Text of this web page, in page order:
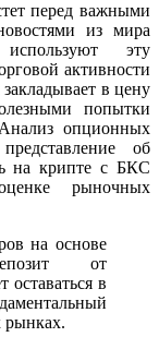
перед важными
из мира
эту
активности
в цену
попытки
Анализ опционных
об
на крипте с БКС
рыночных
на основе
от
оставаться в